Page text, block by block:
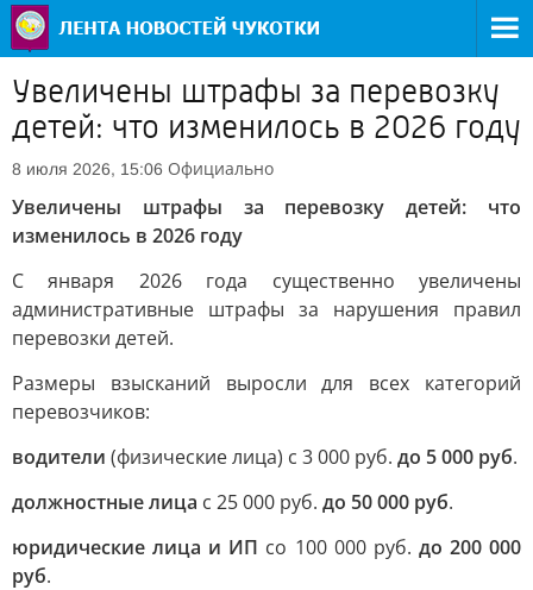
Увеличены штрафы за перевозку
детей: что изменилось в 2026 году
8 июля 2026, 15:06 Официально
Увеличены штрафы за перевозку детей: что
изменилось в 2026 году
С января 2026 года существенно увеличены
административные штрафы за нарушения правил
перевозки детей.
Размеры взысканий выросли для всех категорий
перевозчиков:
водители (физические лица) с 3 000 руб. до 5 000 руб.
должностные лица с 25 000 руб. до 50 000 руб.
юридические лица и ИП со 100 000 руб. до 200 000
руб.